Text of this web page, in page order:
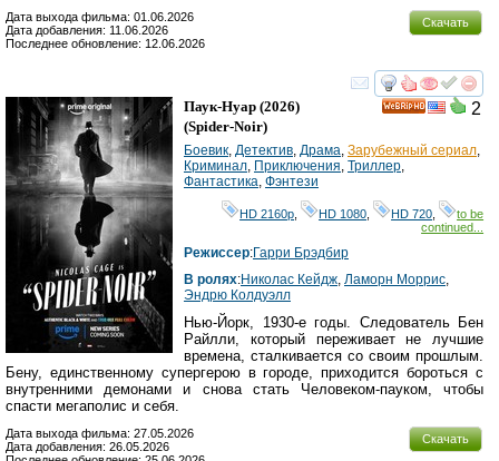
Скачать
Дата выхода фильма: 01.06.2026
Дата добавления: 11.06.2026
Последнее обновление: 12.06.2026
смотреть
2
Паук-Нуар (2026)
(Spider-Noir)
Боевик, Детектив, Драма, Зарубежный сериал,
Криминал, Приключения, Триллер,
Фантастика, Фэнтези
HD 2160р HD 1080 HD 720
to be
continued...
Режиссер:Гарри Брэдбир
В ролях:Николас Кейдж, Ламорн Моррис,
Эндрю Колдуэлл
Нью-Йорк, 1930-е годы. Следователь Бен
Райлли, который переживает не лучшие
времена, сталкивается со своим прошлым.
Бену, единственному супергерою в городе, приходится бороться с
внутренними демонами и снова стать Человеком-пауком, чтобы
спасти мегаполис и себя.
Скачать
Дата выхода фильма: 27.05.2026
Дата добавления: 26.05.2026